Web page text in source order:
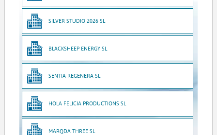
SILVER STUDIO 2026 SL
BLACKSHEEP ENERGY SL
SENTIA REGENERA SL
HOLA FELICIA PRODUCTIONS SL
MARQDA THREE SL